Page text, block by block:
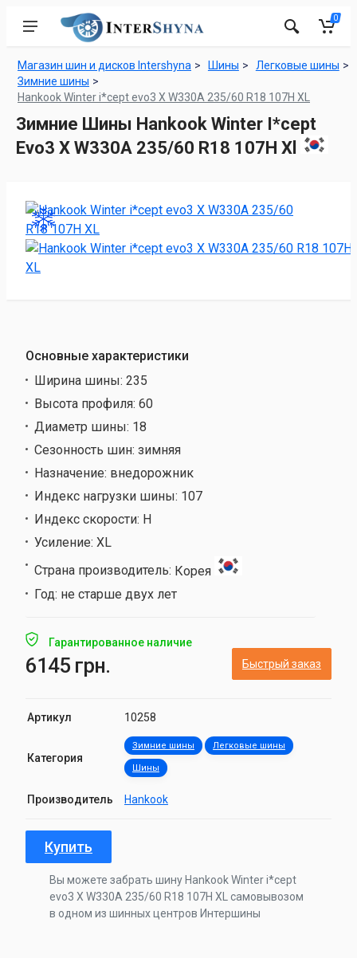
0
Магазин шин и дисков Intershyna Шины
Легковые шины
Зимние шины
Hankook Winter i*cept evo3 X W330A 235/60 R18 107H XL
Зимние Шины Hankook Winter I*cept
Evo3 X W330A 235/60 R18 107H Xl
Основные характеристики
Ширина шины: 235
Высота профиля: 60
Диаметр шины: 18
Сезонность шин: зимняя
Назначение: внедорожник
Индекс нагрузки шины: 107
Индекс скорости: H
Усиление: XL
Страна производитель: Корея
Год: не старше двух лет
Гарантированное наличие
6145 грн. Быстрый заказ
Артикул 10258
Категория
Зимние шины Легковые шины
Шины
Производитель Hankook
Купить
Вы можете забрать шину Hankook Winter i*cept
evo3 X W330A 235/60 R18 107H XL самовывозом
в одном из шинных центров Интершины